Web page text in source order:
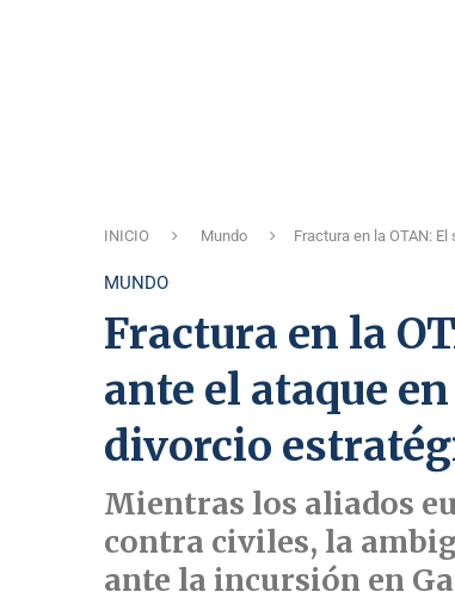
INICIO Mundo Fractura en la OTAN:
MUNDO
Fractura en la
ante el ataque
divorcio
Mientras los aliados
contra civiles, la
ante la incursión en